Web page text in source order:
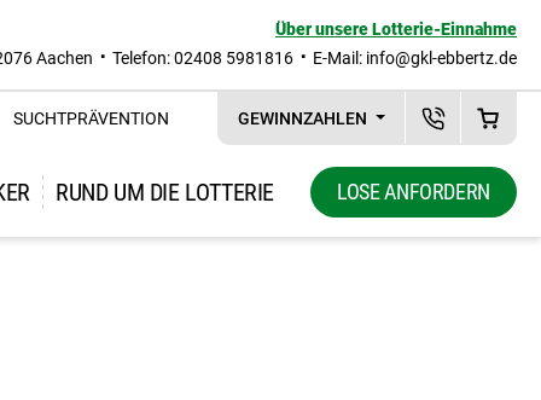
Über unsere Lotterie-Einnahme
Aachen Telefon: 02408 5981816 E-Mail: info@gkl-ebbertz.de
SUCHTPRÄVENTION GEWINNZAHLEN
RUND UM DIE LOTTERIE
Zeige Unternavigation zu "Rund um die Lotterie"
LOSE ANFORDERN